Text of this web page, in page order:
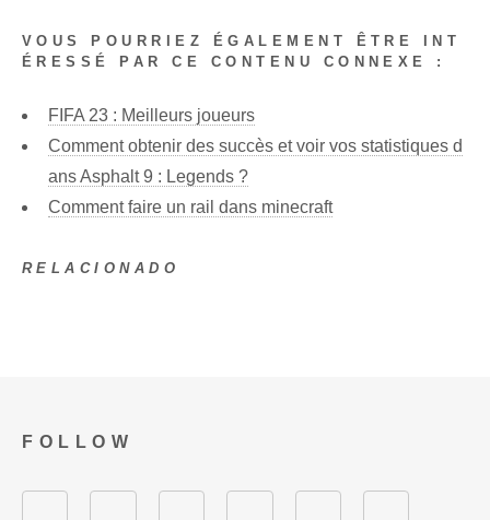
VOUS POURRIEZ ÉGALEMENT ÊTRE INT
ÉRESSÉ PAR CE CONTENU CONNEXE :
FIFA 23 : Meilleurs joueurs
Comment obtenir des succès et voir vos statistiques d
ans Asphalt 9 : Legends ?
Comment faire un rail dans minecraft
RELACIONADO
FOLLOW